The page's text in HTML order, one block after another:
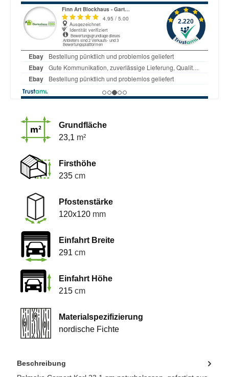
Grundfläche
23,1 m²
Firsthöhe
235 cm
Pfostenstärke
120x120 mm
Einfahrt Breite
291 cm
Einfahrt Höhe
215 cm
Materialspezifizierung
nordische Fichte
Beschreibung